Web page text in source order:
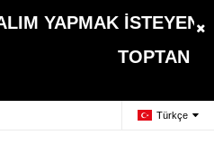
YAPMAK İSTEYEN
Türkçe